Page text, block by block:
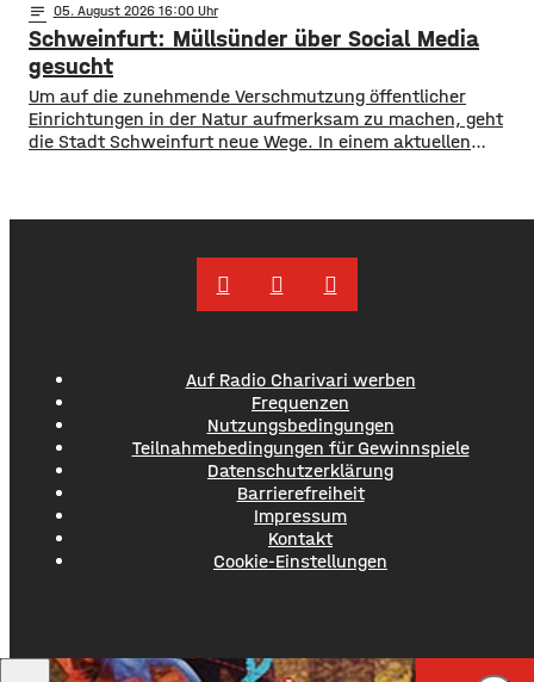
finanziell unterstützen. ​Über 31.000 Euro fließen in
diesem Jahr an den entsprechenden Förderverein des
Krankenhauses. Denn: Allein im letzten Jahr haben sich
120 Menschen aus Marktheidenfeld
notes 05. August 2026 16:00
Schweinfurt: Müllsünder über Social Media
gesucht
Um auf die zunehmende Verschmutzung öffentlicher
Einrichtungen in der Natur aufmerksam zu machen, geht
die Stadt Schweinfurt neue Wege. In einem aktuellen
hingewiesen, dass Bußgelder bis …
Auf Radio Charivari werben
Frequenzen
Nutzungsbedingungen
Teilnahmebedingungen für Gewinnspiele
Datenschutzerklärung
Barrierefreiheit
Impressum
Kontakt
Cookie-Einstellungen